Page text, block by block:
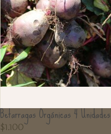
Betarragas Orgánicas 4 Unidades
$1.100